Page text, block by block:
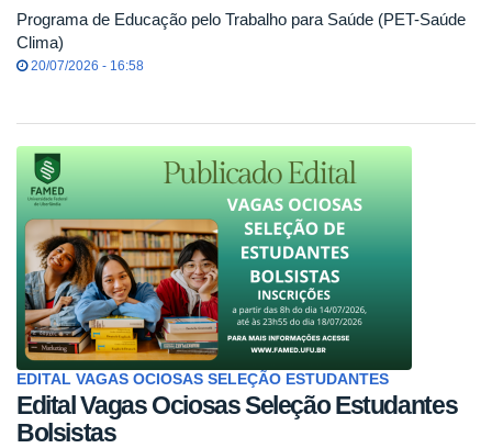
Programa de Educação pelo Trabalho para Saúde (PET-Saúde
Clima)
20/07/2026 - 16:58
EDITAL VAGAS OCIOSAS SELEÇÃO ESTUDANTES
Edital Vagas Ociosas Seleção Estudantes
Bolsistas